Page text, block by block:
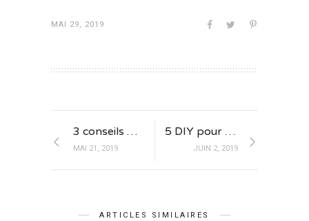
MAI 29, 2019
3 conseils pratiques pour bien aménager sa future table scandinave
MAI 21, 2019
5 DIY pour refaire une décoration scandinave pour le salon
JUIN 2, 2019
ARTICLES SIMILAIRES
décoration scandinave